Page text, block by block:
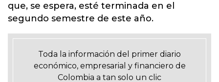
que, se espera, esté terminada en el
segundo semestre de este año.
Toda la información del primer diario
económico, empresarial y financiero de
Colombia a tan solo un clic